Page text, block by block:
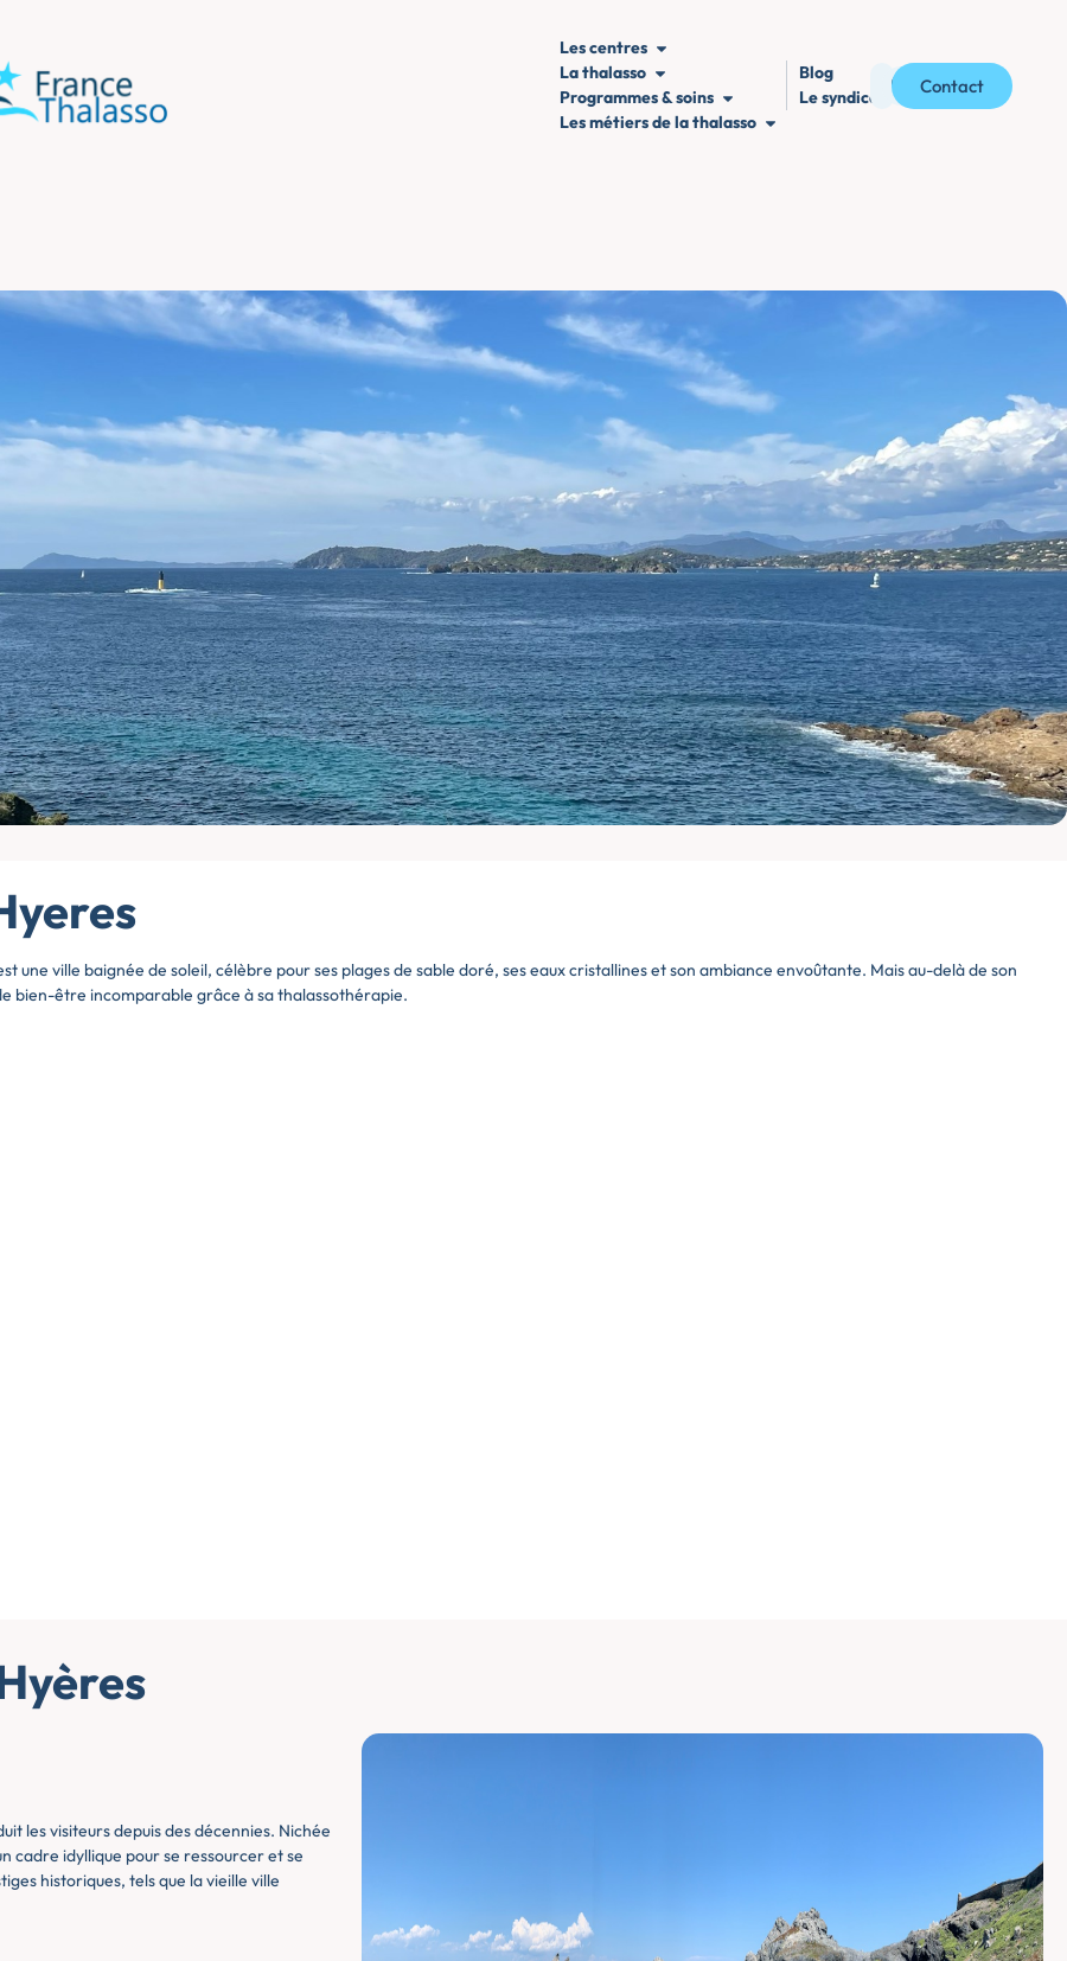
Les centres
La thalasso
Programmes & soins
Les métiers de la thalasso
Blog
Le syndicat
Contact
ville baignée de soleil, célèbre pour ses plages de sable doré, ses eaux cristallines et son ambiance envoûtante. Mais au-delà de son
bien-être incomparable grâce à sa thalassothérapie.
les visiteurs depuis des décennies. Nichée
cadre idyllique pour se ressourcer et se
historiques, tels que la vieille ville